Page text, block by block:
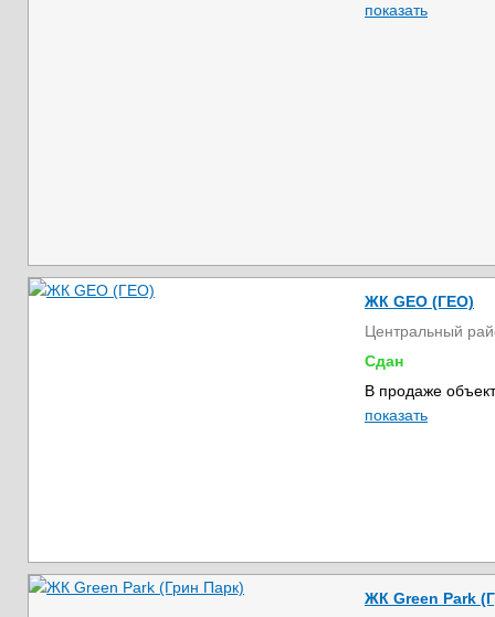
показать
ЖК GEO (ГЕО)
Центральный
Сдан
В продаже
показать
ЖК Green Park